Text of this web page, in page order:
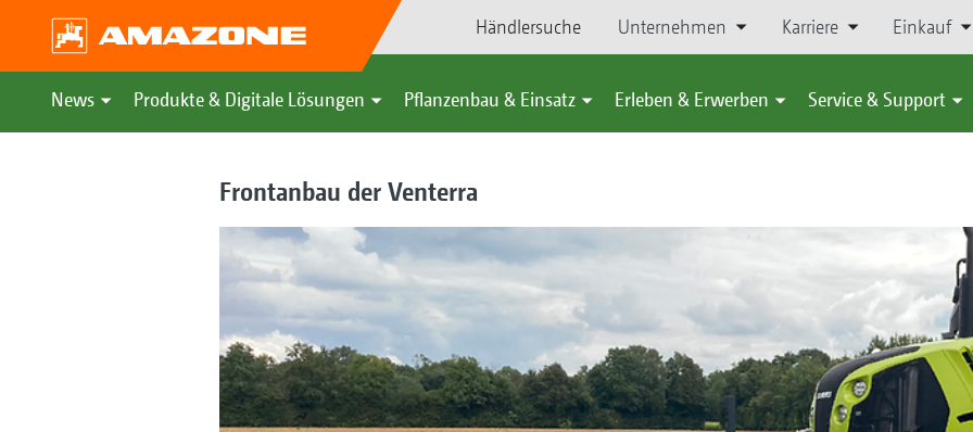
Händlersuche Unternehmen Karriere Einkauf
News Produkte & Digitale Lösungen Pflanzenbau & Einsatz Erleben & Erwerben Service & Support
Frontanbau der Venterra